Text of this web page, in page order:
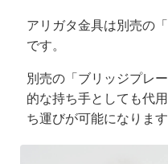
アリガタ金具は別売の
です。
別売の「ブリッジプレ
的な持ち手としても代
ち運びが可能になります